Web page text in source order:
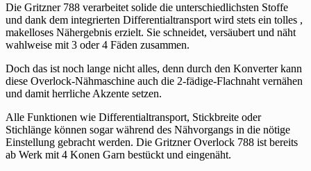
Die Gritzner 788 verarbeitet solide die unterschiedlichsten Stoffe
und dank dem integrierten Differentialtransport wird stets ein tolles ,
makelloses Nähergebnis erzielt. Sie schneidet, versäubert und näht
wahlweise mit 3 oder 4 Fäden zusammen.
Doch das ist noch lange nicht alles, denn durch den Konverter kann
diese Overlock-Nähmaschine auch die 2-fädige-Flachnaht vernähen
und damit herrliche Akzente setzen.
Alle Funktionen wie Differentialtransport, Stickbreite oder
Stichlänge können sogar während des Nähvorgangs in die nötige
Einstellung gebracht werden. Die Gritzner Overlock 788 ist bereits
ab Werk mit 4 Konen Garn bestückt und eingenäht.